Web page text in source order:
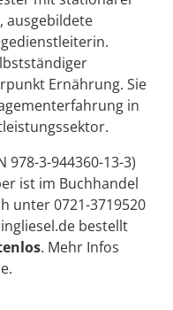
ausgebildete
Ernährung. Sie
in
978-3-944360-13-3)
ist im Buchhandel
unter 0721-3719520
bestellt
. Mehr Infos